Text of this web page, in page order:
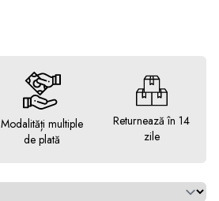
Modalități multiple
de plată
Returnează în 14
zile